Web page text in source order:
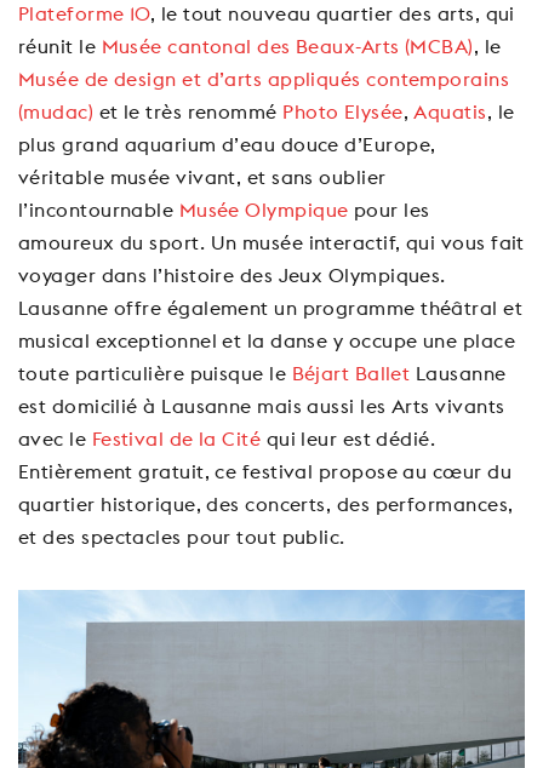
Plateforme 10, le tout nouveau quartier des arts, qui
réunit le Musée cantonal des Beaux-Arts (MCBA), le
Musée de design et d’arts appliqués contemporains
(mudac) et le très renommé Photo Elysée,Aquatis, le
plus grand aquarium d’eau douce d’Europe,
véritable musée vivant, et sans oublier
l’incontournable Musée Olympique pour les
amoureux du sport. Un musée interactif, qui vous fait
voyager dans l’histoire des Jeux Olympiques.
Lausanne offre également un programme théâtral et
musical exceptionnel et la danse y occupe une place
toute particulière puisque le Béjart Ballet Lausanne
est domicilié à Lausanne mais aussi les Arts vivants
avec le Festival de la Cité qui leur est dédié.
Entièrement gratuit, ce festival propose au cœur du
quartier historique, des concerts, des performances,
et des spectacles pour tout public.